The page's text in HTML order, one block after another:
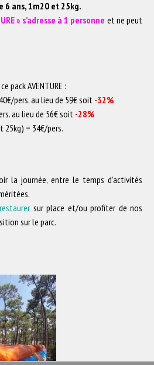
6 ans, 1m20 et 25kg.
» s’adresse à 1 personne et ne peut
pack AVENTURE :
pers. au lieu de 59€ soit -32%
au lieu de 56€ soit -28%
25kg) = 34€/pers.
la journée, entre le temps d’activités
restaurersur place et/ou profiter de nos
sur le parc.